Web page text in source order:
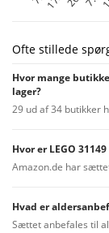
Ofte stillede
Hvor mange
lager?
29 ud af 34 butikker
Hvor er LEGO
Amazon.de har
Hvad er
Sættet anbefales til